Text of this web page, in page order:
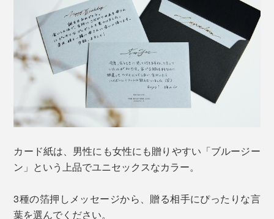
カード紙は、男性にも女性にも贈りやすい「ブルージー
ン」という上品でユニセックスなカラー。
3種の箔押しメッセージから、贈る相手にぴったりな言
葉を選んでください。